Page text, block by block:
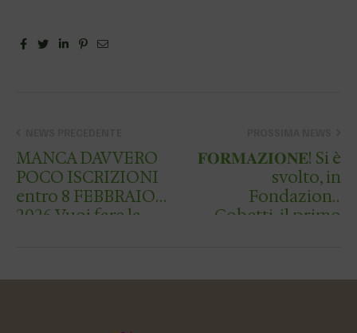
FacebookTwitterLinkedinPinterest
Email
MANCA DAVVERO
POCO ISCRIZIONI
entro 8 FEBBRAIO
2026 Vuoi fare la
𝐅𝐎𝐑𝐌𝐀𝐙𝐈𝐎𝐍𝐄! Si è
svolto, in
Fondazione
Gobetti, il primo